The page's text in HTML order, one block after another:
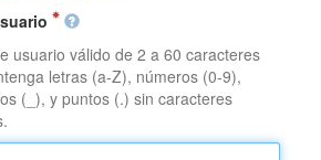
usuario válido de 2 a 60 caracteres
letras (a-Z), números (0-9),
(_), y puntos (.) sin caracteres